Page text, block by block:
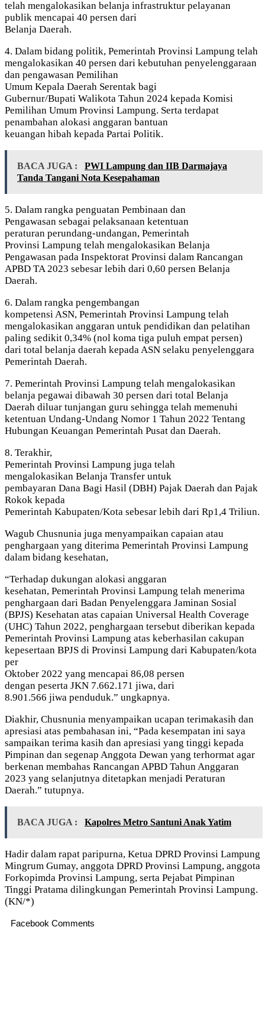
telah mengalokasikan belanja infrastruktur pelayanan
publik mencapai 40 persen dari
Belanja Daerah.
4. Dalam bidang politik, Pemerintah Provinsi Lampung telah
mengalokasikan 40 persen dari kebutuhan penyelenggaraan
dan pengawasan Pemilihan
Umum Kepala Daerah Serentak bagi
Gubernur/Bupati Walikota Tahun 2024 kepada Komisi
Pemilihan Umum Provinsi Lampung. Serta terdapat
penambahan alokasi anggaran bantuan
keuangan hibah kepada Partai Politik.
BACA JUGA :
PWI Lampung dan IIB Darmajaya
Tanda Tangani Nota Kesepahaman
5. Dalam rangka penguatan Pembinaan dan
Pengawasan sebagai pelaksanaan ketentuan
peraturan perundang-undangan, Pemerintah
Provinsi Lampung telah mengalokasikan Belanja
Pengawasan pada Inspektorat Provinsi dalam Rancangan
APBD TA 2023 sebesar lebih dari 0,60 persen Belanja
Daerah.
6. Dalam rangka pengembangan
kompetensi ASN, Pemerintah Provinsi Lampung telah
mengalokasikan anggaran untuk pendidikan dan pelatihan
paling sedikit 0,34% (nol koma tiga puluh empat persen)
dari total belanja daerah kepada ASN selaku penyelenggara
Pemerintah Daerah.
7. Pemerintah Provinsi Lampung telah mengalokasikan
belanja pegawai dibawah 30 persen dari total Belanja
Daerah diluar tunjangan guru sehingga telah memenuhi
ketentuan Undang-Undang Nomor 1 Tahun 2022 Tentang
Hubungan Keuangan Pemerintah Pusat dan Daerah.
8. Terakhir,
Pemerintah Provinsi Lampung juga telah
mengalokasikan Belanja Transfer untuk
pembayaran Dana Bagi Hasil (DBH) Pajak Daerah dan Pajak
Rokok kepada
Pemerintah Kabupaten/Kota sebesar lebih dari Rp1,4 Triliun.
Wagub Chusnunia juga menyampaikan capaian atau
penghargaan yang diterima Pemerintah Provinsi Lampung
dalam bidang kesehatan,
“Terhadap dukungan alokasi anggaran
kesehatan, Pemerintah Provinsi Lampung telah menerima
penghargaan dari Badan Penyelenggara Jaminan Sosial
(BPJS) Kesehatan atas capaian Universal Health Coverage
(UHC) Tahun 2022, penghargaan tersebut diberikan kepada
Pemerintah Provinsi Lampung atas keberhasilan cakupan
kepesertaan BPJS di Provinsi Lampung dari Kabupaten/kota
per
Oktober 2022 yang mencapai 86,08 persen
dengan peserta JKN 7.662.171 jiwa, dari
8.901.566 jiwa penduduk.” ungkapnya.
Diakhir, Chusnunia menyampaikan ucapan terimakasih dan
apresiasi atas pembahasan ini, “Pada kesempatan ini saya
sampaikan terima kasih dan apresiasi yang tinggi kepada
Pimpinan dan segenap Anggota Dewan yang terhormat agar
berkenan membahas Rancangan APBD Tahun Anggaran
2023 yang selanjutnya ditetapkan menjadi Peraturan
Daerah.” tutupnya.
BACA JUGA : Kapolres Metro Santuni Anak Yatim
Hadir dalam rapat paripurna, Ketua DPRD Provinsi Lampung
Mingrum Gumay, anggota DPRD Provinsi Lampung, anggota
Forkopimda Provinsi Lampung, serta Pejabat Pimpinan
Tinggi Pratama dilingkungan Pemerintah Provinsi Lampung.
(KN/*)
Facebook Comments